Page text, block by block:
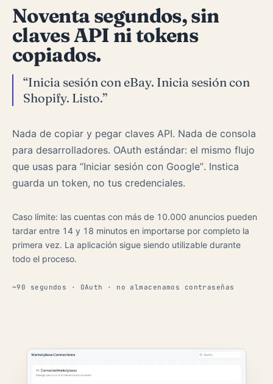
Noventa segundos, sin
claves API ni tokens
copiados.
“Inicia sesión con eBay. Inicia sesión con
Shopify. Listo.”
Nada de copiar y pegar claves API. Nada de consola
para desarrolladores. OAuth estándar: el mismo flujo
que usas para “Iniciar sesión con Google”. Instica
guarda un token, no tus credenciales.
Caso límite: las cuentas con más de 10.000 anuncios pueden
tardar entre 14 y 18 minutos en importarse por completo la
primera vez. La aplicación sigue siendo utilizable durante
todo el proceso.
~90 segundos · OAuth · no almacenamos contraseñas